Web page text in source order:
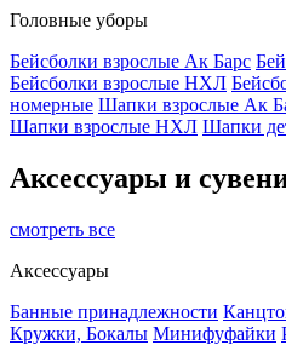
Головные уборы
Бейсболки взрослые Ак Барс
Бейсболки взрослые НХЛ
номерные Шапки взрослые Ак
Шапки взрослые НХЛ Шапки
Аксессуары и
смотреть все
Аксессуары
Банные принадлежности
Кружки, Бокалы Минифуфайки